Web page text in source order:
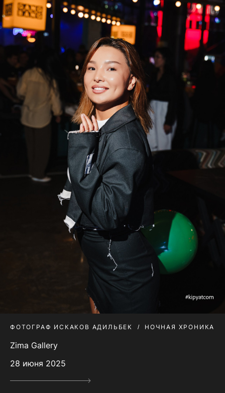
ФОТОГРАФ ИСКАКОВ АДИЛЬБЕК НОЧНАЯ ХРОНИКА
Zima Gallery
28 июня 2025